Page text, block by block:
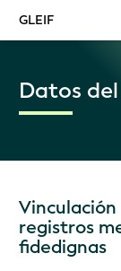
GLEIF
Datos del
registros
fidedignas